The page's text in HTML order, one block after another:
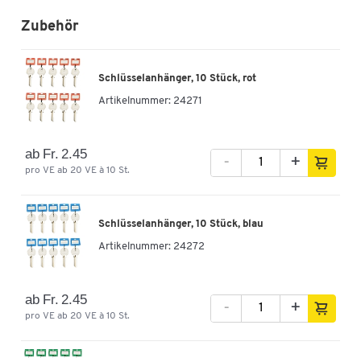
Zubehör
Schlüsselanhänger, 10 Stück, rot
Artikelnummer: 24271
ab Fr. 2.45
pro VE ab 20 VE à 10 St.
- +
Schlüsselanhänger, 10 Stück, blau
Artikelnummer: 24272
ab Fr. 2.45
pro VE ab 20 VE à 10 St.
- +